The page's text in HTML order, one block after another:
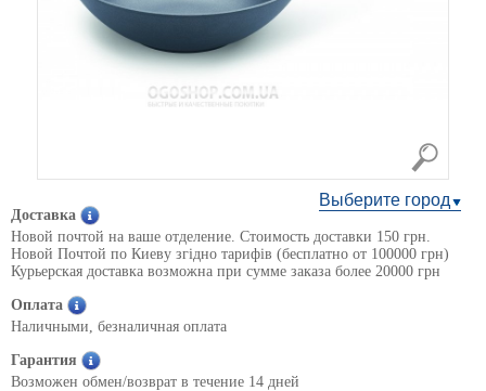
Выберите город
Доставка
Новой почтой на ваше отделение. Стоимость доставки 150 грн.
Новой Почтой по Киеву згідно тарифів (бесплатно от 100000 грн)
Курьерская доставка возможна при сумме заказа более 20000 грн
Оплата
Наличными, безналичная оплата
Гарантия
Возможен обмен/возврат в течение 14 дней